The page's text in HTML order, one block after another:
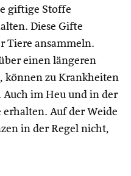
giftige Stoffe
Diese Gifte
Tiere ansammeln.
einen längeren
können zu Krankheiten
Auch im Heu und in der
Auf der Weide
in der Regel nicht,